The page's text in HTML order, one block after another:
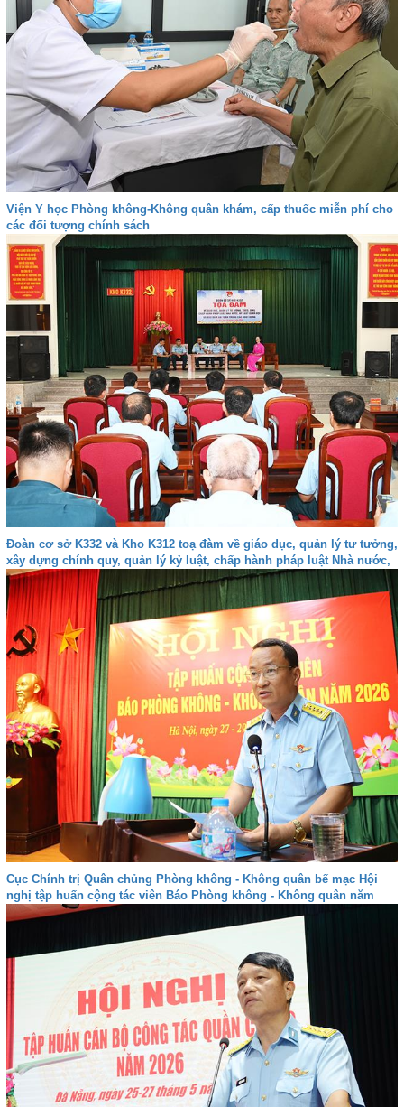
Viện Y học Phòng không-Không quân khám, cấp thuốc miễn phí cho
các đối tượng chính sách
Đoàn cơ sở K332 và Kho K312 toạ đàm về giáo dục, quản lý tư tưởng,
xây dựng chính quy, quản lý kỷ luật, chấp hành pháp luật Nhà nước,
kỷ luật Quân đội và bảo đảm an toàn trong các hoạt động
Cục Chính trị Quân chủng Phòng không - Không quân bế mạc Hội
nghị tập huấn cộng tác viên Báo Phòng không - Không quân năm
2026